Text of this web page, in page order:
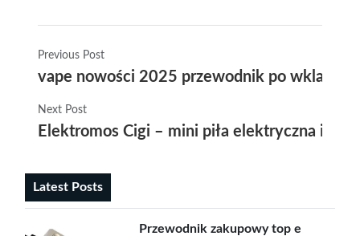
Previous Post
vape nowości 2025 przewodnik po wklady
Next Post
Elektromos Cigi – mini piła elektryczna
Latest Posts
Przewodnik zakupowy top e